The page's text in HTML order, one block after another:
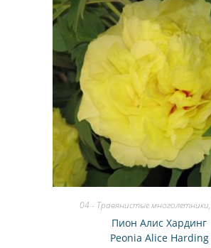
04 - Травянистые многолетники,
Пион Алис Хардинг
Peonia Alice Harding